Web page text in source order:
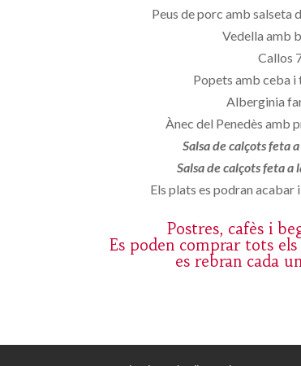
Peus de porc amb salseta
Vedella amb
Callos
Popets amb ceba
Alberginia
Ànec del Penedès amb
Salsa de calçots feta
Salsa de calçots feta
Els plats es podran
Postres, cafès i
Es poden comprar tots
es rebran cada